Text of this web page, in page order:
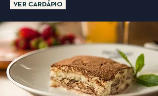
VER CARDÁPIO